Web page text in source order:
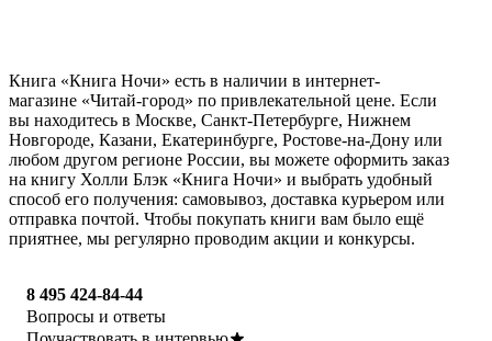
Книга «Книга Ночи» есть в наличии в интернет-
магазине «Читай-город» по привлекательной цене. Если
вы находитесь в Москве, Санкт-Петербурге, Нижнем
Новгороде, Казани, Екатеринбурге, Ростове-на-Дону или
любом другом регионе России, вы можете оформить заказ
на книгу Холли Блэк «Книга Ночи» и выбрать удобный
способ его получения: самовывоз, доставка курьером или
отправка почтой. Чтобы покупать книги вам было ещё
приятнее, мы регулярно проводим акции и конкурсы.
8 495 424-84-44
Вопросы и ответы